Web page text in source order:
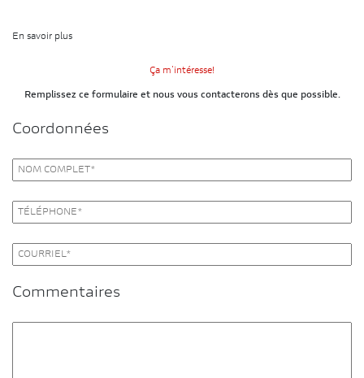
En savoir plus
Ça m'intéresse!
Remplissez ce formulaire et nous vous contacterons dès que possible.
Coordonnées
Commentaires